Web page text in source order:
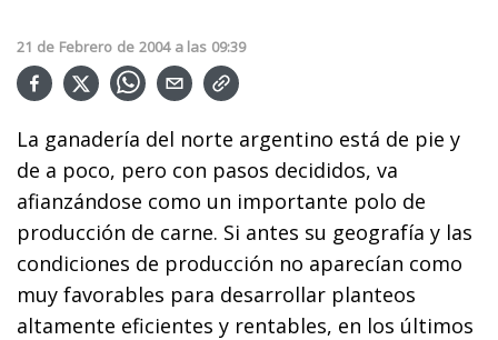
21 de Febrero de 2004 a las 09:39
La ganadería del norte argentino está de pie y
de a poco, pero con pasos decididos, va
afianzándose como un importante polo de
producción de carne. Si antes su geografía y las
condiciones de producción no aparecían como
muy favorables para desarrollar planteos
altamente eficientes y rentables, en los últimos